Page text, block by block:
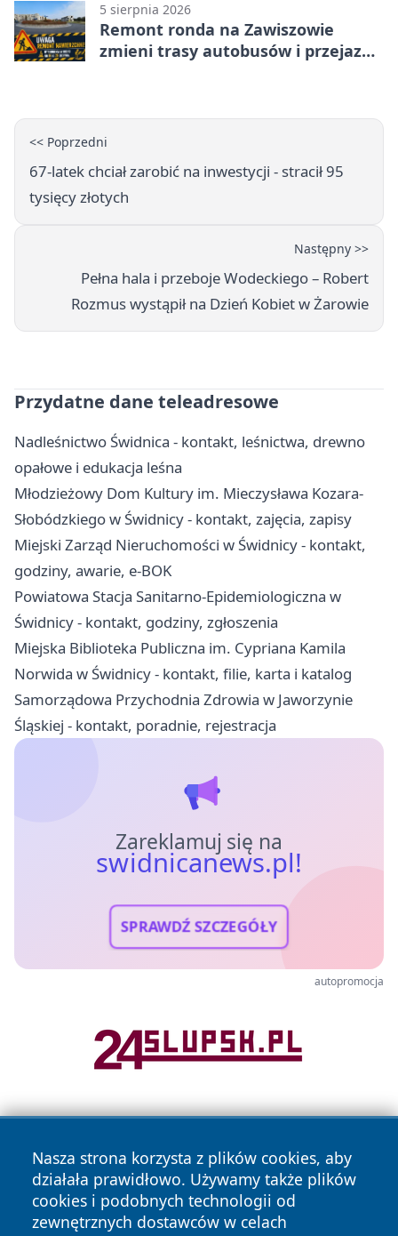
5 sierpnia 2026
Remont ronda na Zawiszowie
zmieni trasy autobusów i przejazd
<< Poprzedni
67-latek chciał zarobić na inwestycji - stracił 95
tysięcy złotych
Następny >>
Pełna hala i przeboje Wodeckiego – Robert
Rozmus wystąpił na Dzień Kobiet w Żarowie
Przydatne dane teleadresowe
Nadleśnictwo Świdnica - kontakt, leśnictwa, drewno
opałowe i edukacja leśna
Młodzieżowy Dom Kultury im. Mieczysława Kozara-
Słobódzkiego w Świdnicy - kontakt, zajęcia, zapisy
Miejski Zarząd Nieruchomości w Świdnicy - kontakt,
godziny, awarie, e-BOK
Powiatowa Stacja Sanitarno-Epidemiologiczna w
Świdnicy - kontakt, godziny, zgłoszenia
Miejska Biblioteka Publiczna im. Cypriana Kamila
Norwida w Świdnicy - kontakt, filie, karta i katalog
Samorządowa Przychodnia Zdrowia w Jaworzynie
Śląskiej - kontakt, poradnie, rejestracja
Zareklamuj się na
swidnicanews.pl!
SPRAWDŹ SZCZEGÓŁY
autopromocja
Nasza strona korzysta z plików cookies, aby
działała prawidłowo. Używamy także plików
cookies i podobnych technologii od
zewnętrznych dostawców w celach
Copyright © 2026 swidnicanews.pl Wszystkie prawa